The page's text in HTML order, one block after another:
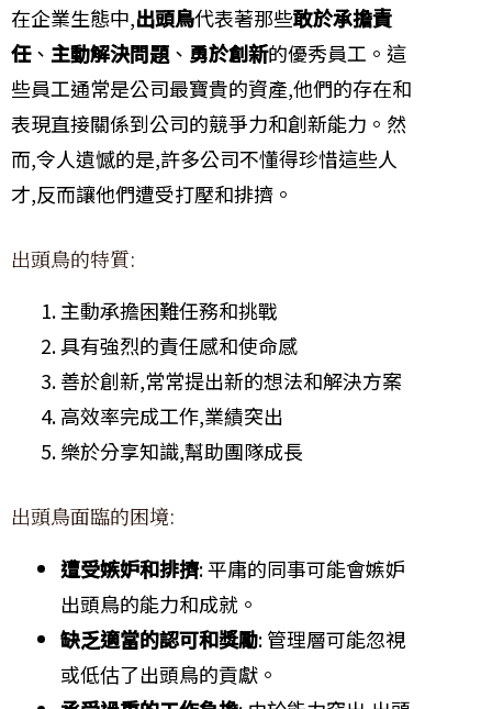
在企業生態中,出頭鳥代表著那些敢於承擔責
任、 主動解決問題、 勇於創新的優秀員工。這
些員工通常是公司最寶貴的資產,他們的存在和
表現直接關係到公司的競爭力和創新能力。然
而,令人遺憾的是,許多公司不懂得珍惜這些人
才,反而讓他們遭受打壓和排擠。
出頭鳥的特質:
主動承擔困難任務和挑戰
具有強烈的責任感和使命感
善於創新,常常提出新的想法和解決方案
高效率完成工作,業績突出
樂於分享知識,幫助團隊成長
出頭鳥面臨的困境:
遭受嫉妒和排擠: 平庸的同事可能會嫉妒
出頭鳥的能力和成就。
缺乏適當的認可和獎勵: 管理層可能忽視
或低估了出頭鳥的貢獻。